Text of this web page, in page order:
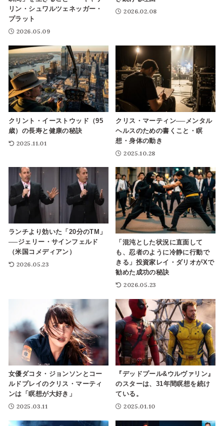
リン・シュワルツェネッガー・
プラット
2026.05.09
2026.02.08
クリント・イーストウッド（95
歳）の長寿と健康の秘訣
2025.11.01
クリス・マーティン──メンタル
ヘルスのための書くこと・瞑
想・身体の動き
2025.10.28
ランチより効いた「20分のTM」
──ジェリー・サインフェルド
（米国コメディアン）
2026.05.23
「混沌とした状況に直面して
も、忍者のように冷静に行動で
きる」投資家レイ・ダリオがXで
勧めた成功の秘訣
2026.05.23
女優ダコタ・ジョンソンとコー
ルドプレイのクリス・マーティ
ンは「瞑想が大好き」
2025.03.11
『デッドプール&ウルヴァリン』
のスターは、31年間瞑想を続け
ている。
2025.01.10